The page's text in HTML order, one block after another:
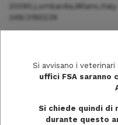
20090,Lombardia,Milano,Italy
349/3190239
Si avvisano i
uffici FSA saranno
Si chiede quindi di
durante questo